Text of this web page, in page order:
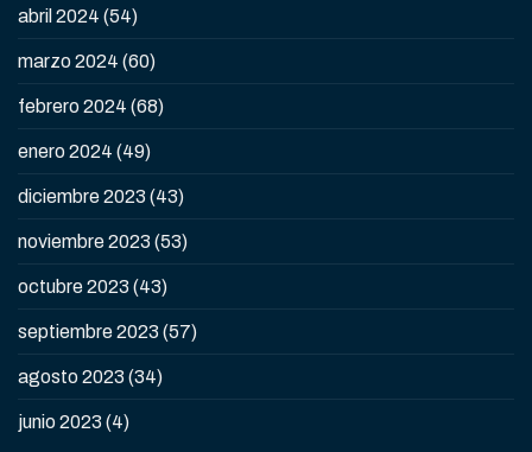
abril 2024 (54)
marzo 2024 (60)
febrero 2024 (68)
enero 2024 (49)
diciembre 2023 (43)
noviembre 2023 (53)
octubre 2023 (43)
septiembre 2023 (57)
agosto 2023 (34)
junio 2023 (4)